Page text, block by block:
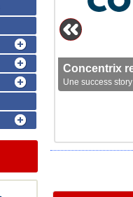
Concentrix
Une success